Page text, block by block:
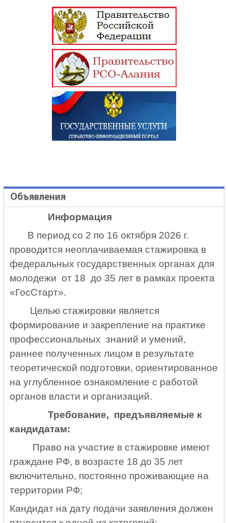
Объявления
Информация
В период со 2 по 16 октября 2026 г.
проводится неоплачиваемая стажировка в
федеральных государственных органах для
молодежи от 18 до 35 лет в рамках проекта
«ГосСтарт».
Целью стажировки является
формирование и закрепление на практике
профессиональных знаний и умений,
раннее полученных лицом в результате
теоретической подготовки, ориентированное
на углубленное ознакомление с работой
органов власти и организаций.
Требование, предъявляемые к
кандидатам:
Право на участие в стажировке имеют
граждане РФ, в возрасте 18 до 35 лет
включительно, постоянно проживающие на
территории РФ;
Кандидат на дату подачи заявления должен